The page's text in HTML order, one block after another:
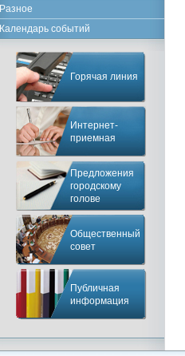
Разное
Календарь событий
Горячая линия
Интернет-
приемная
Предложения
городскому
голове
Общественный
совет
Публичная
информация